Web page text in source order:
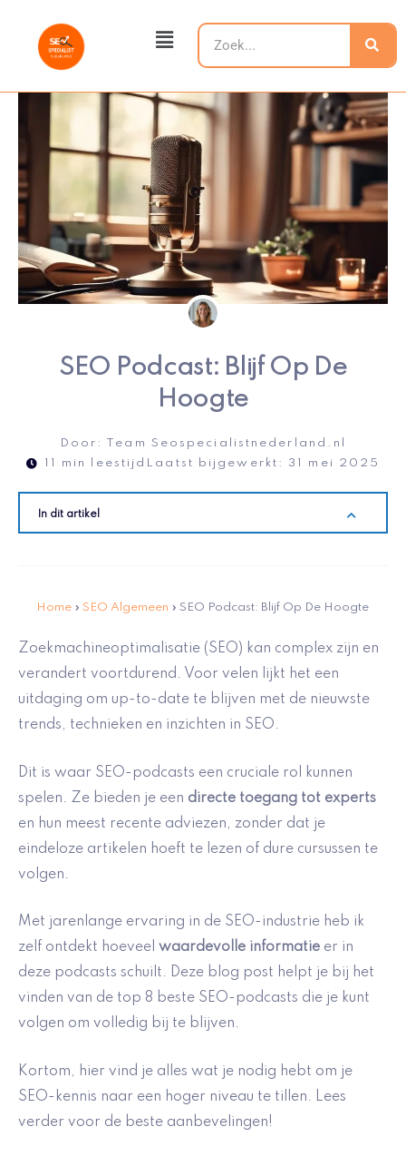
Main
Menu
Zoeken
SEO Podcast: Blijf Op De
Hoogte
Door:
Team Seospecialistnederland.nl
11 min leestijd Laatst bijgewerkt: 31 mei 2025
In dit artikel
Home » SEO Algemeen » SEO Podcast: Blijf Op De Hoogte
Zoekmachineoptimalisatie (SEO) kan complex zijn en
verandert voortdurend. Voor velen lijkt het een
uitdaging om up-to-date te blijven met de nieuwste
trends, technieken en inzichten in SEO.
Dit is waar SEO-podcasts een cruciale rol kunnen
spelen. Ze bieden je een directe toegang tot experts
en hun meest recente adviezen, zonder dat je
eindeloze artikelen hoeft te lezen of dure cursussen te
volgen.
Met jarenlange ervaring in de SEO-industrie heb ik
zelf ontdekt hoeveel waardevolle informatie er in
deze podcasts schuilt. Deze blog post helpt je bij het
vinden van de top 8 beste SEO-podcasts die je kunt
volgen om volledig bij te blijven.
Kortom, hier vind je alles wat je nodig hebt om je
SEO-kennis naar een hoger niveau te tillen. Lees
verder voor de beste aanbevelingen!